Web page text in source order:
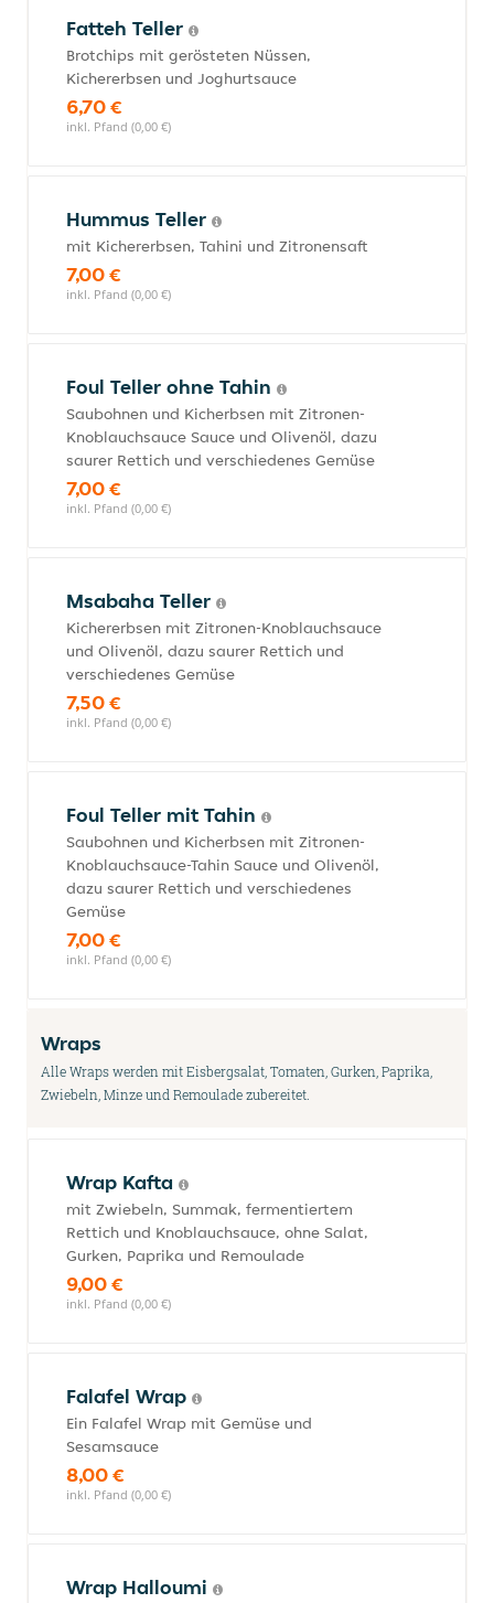
Fatteh Teller
Brotchips mit gerösteten Nüssen,
Kichererbsen und Joghurtsauce
6,70 €
inkl. Pfand (0,00 €)
Hummus Teller
mit Kichererbsen, Tahini und Zitronensaft
7,00 €
inkl. Pfand (0,00 €)
Foul Teller ohne Tahin
Saubohnen und Kicherbsen mit Zitronen-
Knoblauchsauce Sauce und Olivenöl, dazu
saurer Rettich und verschiedenes Gemüse
7,00 €
inkl. Pfand (0,00 €)
Msabaha Teller
Kichererbsen mit Zitronen-Knoblauchsauce
und Olivenöl, dazu saurer Rettich und
verschiedenes Gemüse
7,50 €
inkl. Pfand (0,00 €)
Foul Teller mit Tahin
Saubohnen und Kicherbsen mit Zitronen-
Knoblauchsauce-Tahin Sauce und Olivenöl,
dazu saurer Rettich und verschiedenes
Gemüse
7,00 €
inkl. Pfand (0,00 €)
Wraps
Alle Wraps werden mit Eisbergsalat, Tomaten, Gurken, Paprika,
Zwiebeln, Minze und Remoulade zubereitet.
Wrap Kafta
mit Zwiebeln, Summak, fermentiertem
Rettich und Knoblauchsauce, ohne Salat,
Gurken, Paprika und Remoulade
9,00 €
inkl. Pfand (0,00 €)
Falafel Wrap
Ein Falafel Wrap mit Gemüse und
Sesamsauce
8,00 €
inkl. Pfand (0,00 €)
Wrap Halloumi